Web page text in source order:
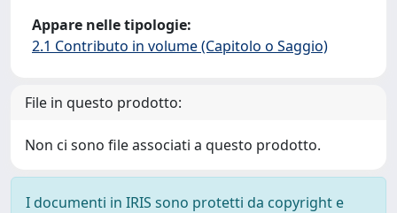
Appare nelle tipologie:
2.1 Contributo in volume (Capitolo o Saggio)
File in questo prodotto:
Non ci sono file associati a questo prodotto.
I documenti in IRIS sono protetti da copyright e